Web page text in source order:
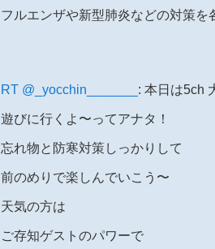
フルエンザや新型肺炎などの対策
RT @_yocchin_______ : 本日は5ch
遊びに行くよ〜ってアナタ！
忘れ物と防寒対策しっかりして
前のめりで楽しんでいこう〜
天気の方は
ご存知ゲストのパワーで